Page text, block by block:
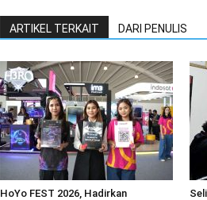
ARTIKEL TERKAIT DARI PENULIS
HoYo FEST 2026, Hadirkan